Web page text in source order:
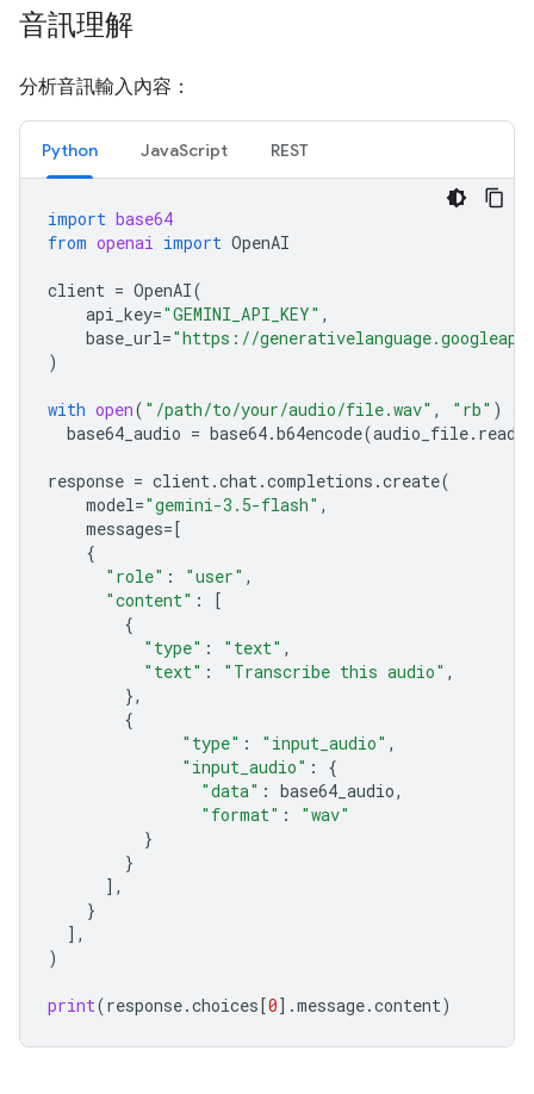
音訊理解
分析音訊輸入內容：
Python JavaScript REST
import base64
from openai import OpenAI
client = OpenAI(
api_key="GEMINI_API_KEY" ,
base_url="https://
)
with open( "/path/to/your/audio/file.wav" , "rb" ) as
base64_audio = base64.b64encode(audio_file. read
response = client.chat.completions .create(
model="gemini-3.5-flash" ,
messages=[
{
"role" : "user" ,
"content" :
[
{
"type" : "text" ,
"text" : "Transcribe this audio" ,
},
{
"type" : "input_audio" ,
"input_audio" :
{
"data" : base64_audio,
"format" :
"wav"
}
}
],
}
],
)
print(response.choices[0] .message.content)